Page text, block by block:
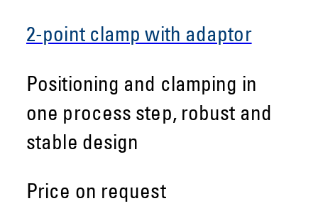
2-point clamp with adaptor
Positioning and clamping in
one process step, robust and
stable design
Price on request